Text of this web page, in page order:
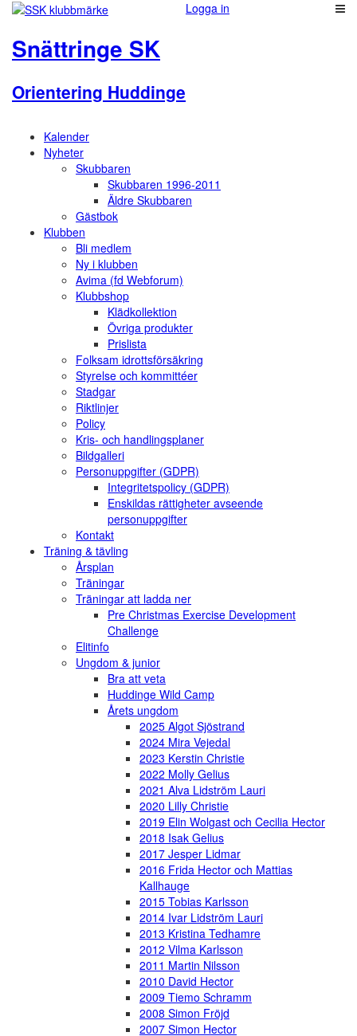
Logga in
Snättringe SK
Orientering Huddinge
Kalender
Nyheter
Skubbaren
Skubbaren 1996-2011
Äldre Skubbaren
Gästbok
Klubben
Bli medlem
Ny i klubben
Avima (fd Webforum)
Klubbshop
Klädkollektion
Övriga produkter
Prislista
Folksam idrottsförsäkring
Styrelse och kommittéer
Stadgar
Riktlinjer
Policy
Kris- och handlingsplaner
Bildgalleri
Personuppgifter (GDPR)
Integritetspolicy (GDPR)
Enskildas rättigheter avseende
personuppgifter
Kontakt
Träning & tävling
Årsplan
Träningar
Träningar att ladda ner
Pre Christmas Exercise Development
Challenge
Elitinfo
Ungdom & junior
Bra att veta
Huddinge Wild Camp
Årets ungdom
2025 Algot Sjöstrand
2024 Mira Vejedal
2023 Kerstin Christie
2022 Molly Gelius
2021 Alva Lidström Lauri
2020 Lilly Christie
2019 Elin Wolgast och Cecilia Hector
2018 Isak Gelius
2017 Jesper Lidmar
2016 Frida Hector och Mattias
Kallhauge
2015 Tobias Karlsson
2014 Ivar Lidström Lauri
2013 Kristina Tedhamre
2012 Vilma Karlsson
2011 Martin Nilsson
2010 David Hector
2009 Tiemo Schramm
2008 Simon Fröjd
2007 Simon Hector